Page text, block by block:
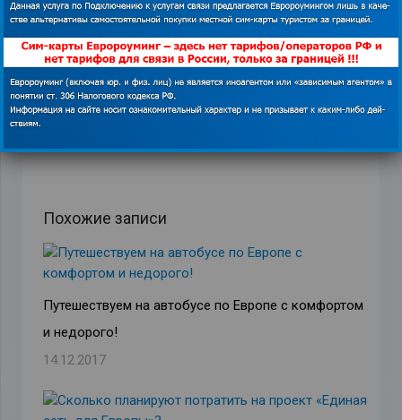
ПРЕДЫДУЩАЯ ЗАПИСЬ СЛЕДУЮЩАЯ ЗАПИСЬ
Похожие записи
Путешествуем на автобусе по Европе с комфортом
и недорого!
14.12.2017